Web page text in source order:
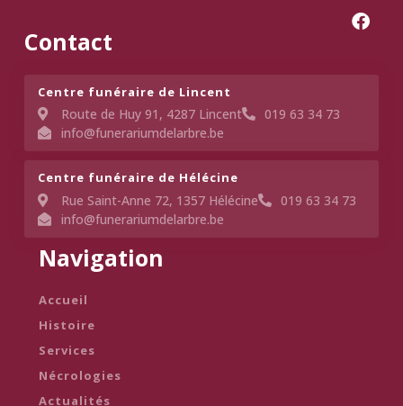
Navigation
Accueil
Histoire
Services
Nécrologies
Actualités
Contact
Centre funéraire de Lincent​
Route de Huy 91, 4287 Lincent
019 63 34 73
info@funerariumdelarbre.be
Centre funéraire de Hélécine
Rue Saint-Anne 72, 1357 Hélécine
019 63 34 73
info@funerariumdelarbre.be